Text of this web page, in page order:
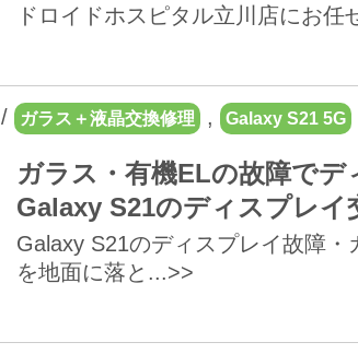
ドロイドホスピタル立川店にお任
/ ガラス＋液晶交換修理 , Galaxy S21 5G
ガラス・有機ELの故障で
Galaxy S21のディスプレイ
Galaxy S21のディスプレイ故障
を地面に落と...>>